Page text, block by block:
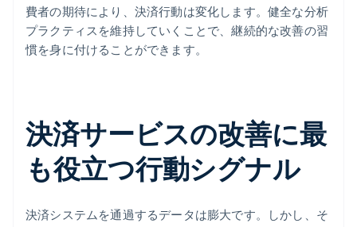
費者の期待により、決済行動は変化します。健全な分析
プラクティスを維持していくことで、継続的な改善の習
慣を身に付けることができます。
決済サービスの改善に最
も役立つ行動シグナル
決済システムを通過するデータは膨大です。しかし、そ